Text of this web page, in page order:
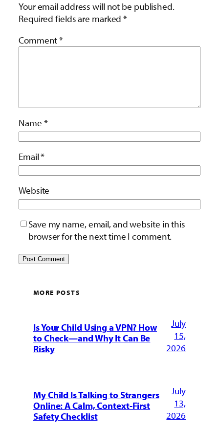
Your email address will not be published.
Required fields are marked*
Comment*
Name *
Email*
Website
Save my name, email, and website in this
browser for the next time I comment.
MORE POSTS
Is Your Child Using a VPN? How
to Check—and Why It Can Be
Risky
July
15,
2026
My Child Is Talking to Strangers
Online: A Calm, Context-First
Safety Checklist
July
13,
2026